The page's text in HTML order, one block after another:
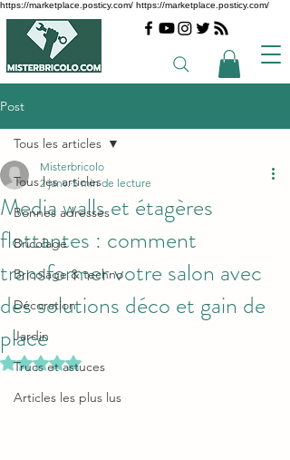
https://marketplace.posticy.com/ https://marketplace.posticy.com/
Post
Tous les articles
Bonnes adresses
Bricolage
Bricolage & techno
Décoration
Jardin
Trucs et astuces
Articles les plus lus
Tous les articles
Media walls et étagères
flottantes : comment
transformer votre salon avec
des solutions déco et gain de
place
Misterbricolo
2 janv. 5 min de lecture
Noté NaN étoiles sur 5.